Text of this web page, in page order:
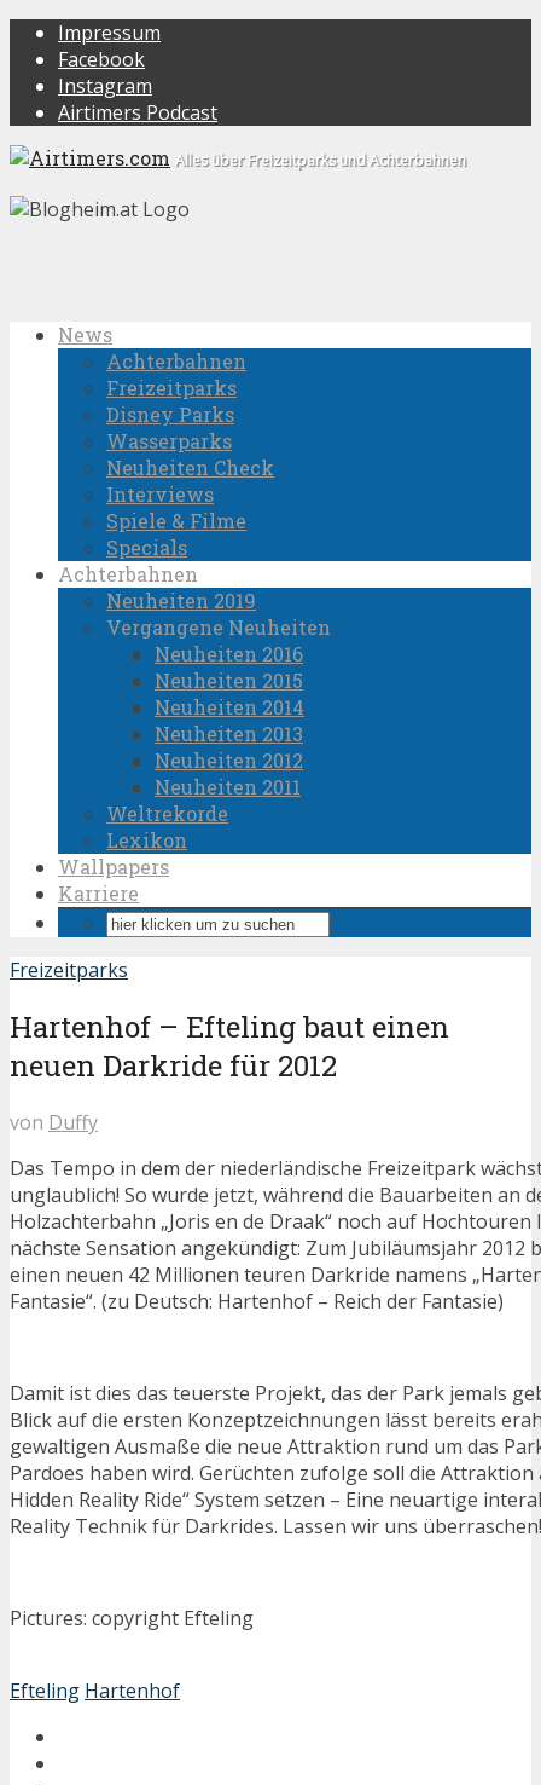
Impressum
Facebook
Instagram
Airtimers Podcast
Alles über Freizeitparks und Achterbahnen
News
Achterbahnen
Freizeitparks
Disney Parks
Wasserparks
Neuheiten Check
Interviews
Spiele & Filme
Specials
Achterbahnen
Neuheiten 2019
Vergangene Neuheiten
Neuheiten 2016
Neuheiten 2015
Neuheiten 2014
Neuheiten 2013
Neuheiten 2012
Neuheiten 2011
Weltrekorde
Lexikon
Wallpapers
Karriere
Freizeitparks
Hartenhof – Efteling baut einen
neuen Darkride für 2012
von Duffy
Das Tempo in dem der niederländische Freizeitpark
unglaublich! So wurde jetzt, während die Bauarbeiten an
Holzachterbahn „Joris en de Draak“ noch auf
nächste Sensation angekündigt: Zum Jubiläumsjahr 2012
einen neuen 42 Millionen teuren Darkride namens
Fantasie“. (zu Deutsch: Hartenhof – Reich der Fantasie)
Damit ist dies das teuerste Projekt, das der Park jemals
Blick auf die ersten Konzeptzeichnungen lässt bereits
gewaltigen Ausmaße die neue Attraktion rund um das
Pardoes haben wird. Gerüchten zufolge soll die Attraktion
Hidden Reality Ride“ System setzen – Eine neuartige
Reality Technik für Darkrides. Lassen wir uns überraschen!
Pictures: copyright Efteling
Efteling Hartenhof